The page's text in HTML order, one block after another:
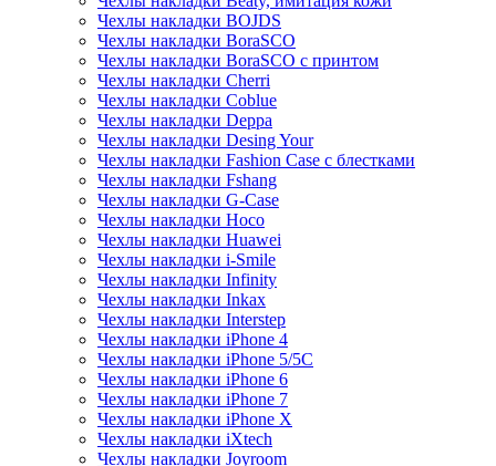
Чехлы накладки BOJDS
Чехлы накладки BoraSCO
Чехлы накладки BoraSCO с принтом
Чехлы накладки Cherri
Чехлы накладки Coblue
Чехлы накладки Deppa
Чехлы накладки Desing Your
Чехлы накладки Fashion Case с блестками
Чехлы накладки Fshang
Чехлы накладки G-Case
Чехлы накладки Hoco
Чехлы накладки Huawei
Чехлы накладки i-Smile
Чехлы накладки Infinity
Чехлы накладки Inkax
Чехлы накладки Interstep
Чехлы накладки iPhone 4
Чехлы накладки iPhone 5/5С
Чехлы накладки iPhone 6
Чехлы накладки iPhone 7
Чехлы накладки iPhone X
Чехлы накладки iXtech
Чехлы накладки Joyroom